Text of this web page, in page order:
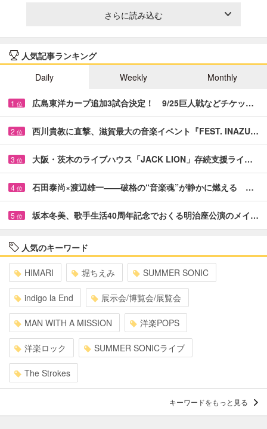
さらに読み込む
人気記事ランキング
Daily
Weekly Monthly
1 位 広島東洋カープ追加3試合決定！ 9/25巨人戦などチケッ…
2 位 西川貴教に直撃、滋賀最大の音楽イベント『FEST. INAZU…
3 位 大阪・茨木のライブハウス「JACK LION」存続支援ライ…
4 位 石田泰尚×渡辺雄一――破格の“音楽魂”が静かに燃える …
5 位 坂本冬美、歌手生活40周年記念でおくる明治座公演のメイ…
人気のキーワード
HIMARI 堀ちえみ SUMMER SONIC
indigo la End 展示会/博覧会/展覧会
MAN WITH A MISSION 洋楽POPS
洋楽ロック SUMMER SONICライブ
The Strokes
キーワードをもっと見る